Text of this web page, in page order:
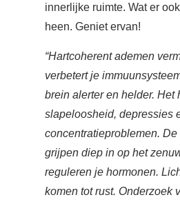
innerlijke ruimte. Wat er
heen. Geniet ervan!
“Hartcoherent ademen
verbetert je
brein alerter en helder. Het
slapeloosheid, depressies
concentratieproblemen.
grijpen diep in op het
reguleren je hormonen.
komen tot rust. Onderzoek